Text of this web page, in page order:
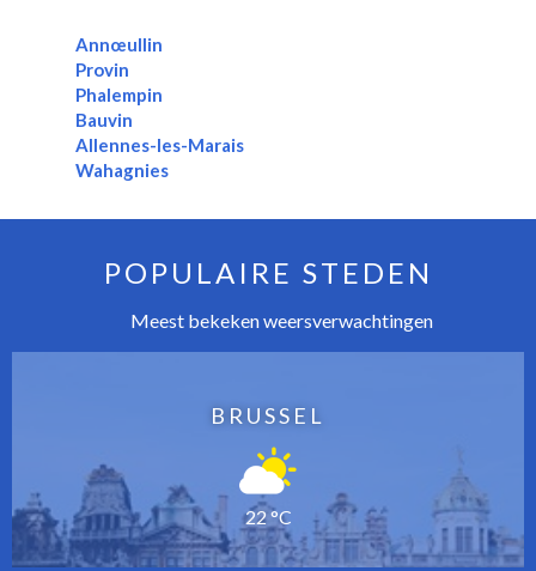
Annœullin
Provin
Phalempin
Bauvin
Allennes-les-Marais
Wahagnies
POPULAIRE STEDEN
Meest bekeken weersverwachtingen
BRUSSEL
22 °C